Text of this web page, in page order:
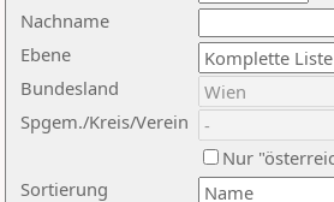
Nachname
Ebene
Sortierung
Bundesland
Spgem./Kreis/Verein
Nur